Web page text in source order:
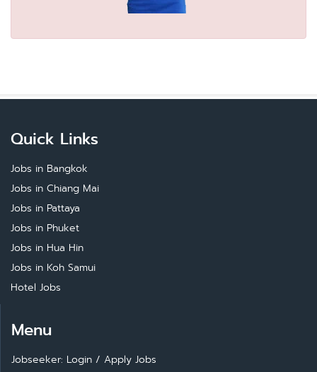
Quick Links
Jobs in Bangkok
Jobs in Chiang Mai
Jobs in Pattaya
Jobs in Phuket
Jobs in Hua Hin
Jobs in Koh Samui
Hotel Jobs
Menu
Jobseeker: Login / Apply Jobs